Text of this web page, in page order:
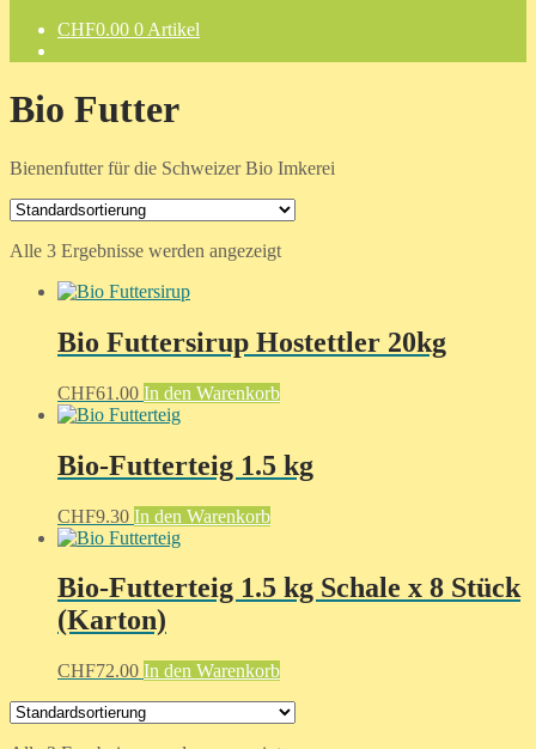
CHF0.00 0 Artikel
Bio Futter
Bienenfutter für die Schweizer Bio Imkerei
Alle 3 Ergebnisse werden angezeigt
Bio Futtersirup Hostettler 20kg
CHF61.00 In den Warenkorb
Bio-Futterteig 1.5 kg
CHF9.30 In den Warenkorb
Bio-Futterteig 1.5 kg Schale x 8 Stück
(Karton)
CHF72.00 In den Warenkorb